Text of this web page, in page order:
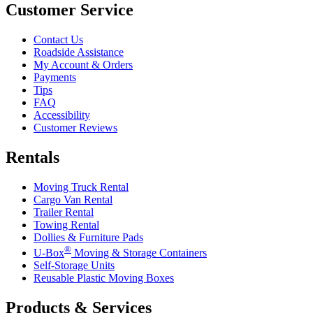
Customer Service
Contact Us
Roadside Assistance
My Account & Orders
Payments
Tips
FAQ
Accessibility
Customer Reviews
Rentals
Moving Truck Rental
Cargo Van Rental
Trailer Rental
Towing Rental
Dollies & Furniture Pads
U-Box® Moving & Storage Containers
Self-Storage Units
Reusable Plastic Moving Boxes
Products & Services